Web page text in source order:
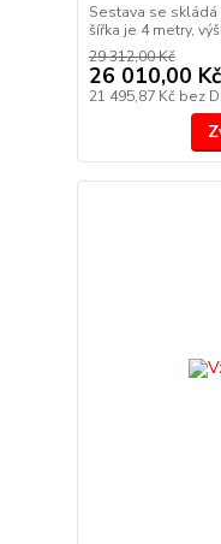
Sestava se skládá
šířka je 4 metry,
29 312,00 Kč
26 010,00 Kč
21 495,87 Kč bez